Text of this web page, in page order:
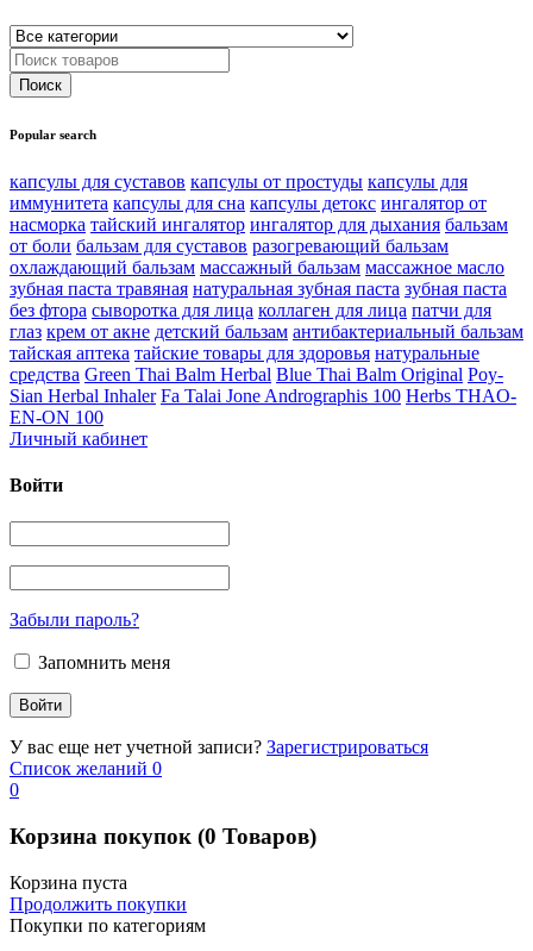
Popular search
капсулы для суставов капсулы от простуды капсулы для
иммунитета капсулы для сна капсулы детокс ингалятор от
насморка тайский ингалятор ингалятор для дыхания бальзам
от боли бальзам для суставов разогревающий бальзам
охлаждающий бальзам массажный бальзам массажное масло
зубная паста травяная натуральная зубная паста зубная паста
без фтора сыворотка для лица коллаген для лица патчи для
глаз крем от акне детский бальзам антибактериальный бальзам
тайская аптека тайские товары для здоровья натуральные
средства Green Thai Balm Herbal Blue Thai Balm Original Poy-
Sian Herbal Inhaler Fa Talai Jone Andrographis 100 Herbs THAO-
EN-ON 100
Личный кабинет
Войти
Забыли пароль?
Запомнить меня
У вас еще нет учетной записи? Зарегистрироваться
Список желаний 0
0
Корзина покупок (0 Товаров)
Корзина пуста
Продолжить покупки
Покупки по категориям